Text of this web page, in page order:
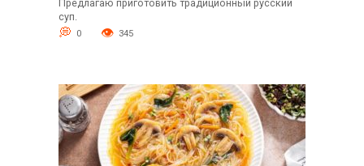
Предлагаю приготовить традиционный русский
суп.
0 345